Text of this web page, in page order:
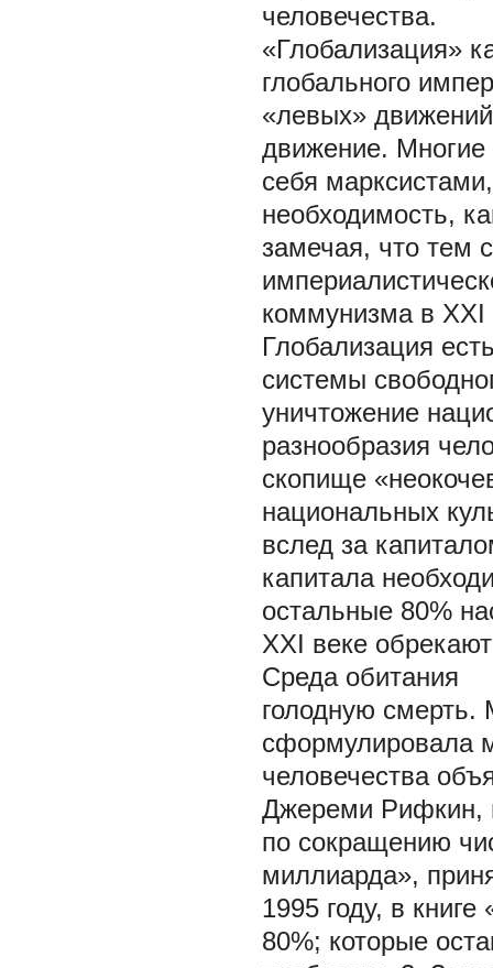
человечества.
«Глобализация»
глобального
«левых»
движение.
себя
необходимость,
замечая, что тем
коммунизма в XXI
Глобализация
системы
уничтожение
разнообразия
скопище
национальных
вслед за
капитала
остальные 80%
XXI веке
Среда обитания
голодную смерть.
сформулировала
человечества
Джереми Рифкин,
по сокращению
миллиарда»,
1995 году, в
80%; которые